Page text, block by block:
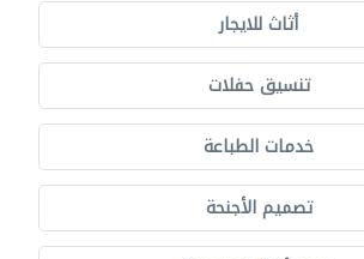
أثاث للايجار
تنسيق حفلات
خدمات الطباعة
تصميم الأجنحة